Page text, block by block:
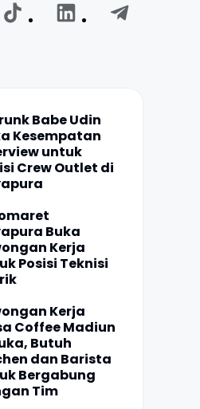
Babe Udin
Kesempatan
untuk
Crew Outlet di
Buka
Kerja
Posisi Teknisi
Kerja
Coffee Madiun
Butuh
dan Barista
Bergabung
Tim